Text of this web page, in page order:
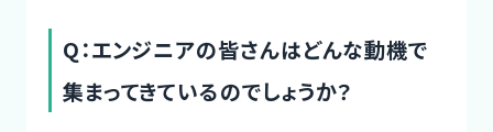
Q：エンジニアの皆さんはどんな動機で
集まってきているのでしょうか？